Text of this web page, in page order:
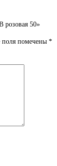
розовая 50»
поля помечены *